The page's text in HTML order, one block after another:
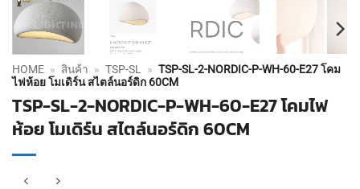
HOME » สินค้า » TSP-SL » TSP-SL-2-NORDIC-P-WH-60-E27 โคม
ไฟห้อย โมเดิร์น สไตล์นอร์ดิก 60CM
TSP-SL-2-NORDIC-P-WH-60-E27 โคมไฟ
ห้อย โมเดิร์น สไตล์นอร์ดิก 60CM